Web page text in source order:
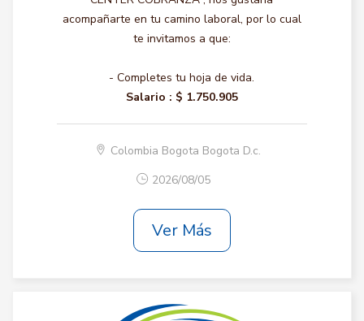
acompañarte en tu camino laboral, por lo cual
te invitamos a que:
- Completes tu hoja de vida.
Salario : $ 1.750.905
Colombia Bogota Bogota D.c.
2026/08/05
Ver Más